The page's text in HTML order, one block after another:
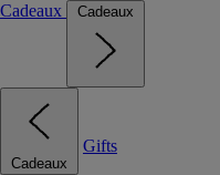
Cadeaux
Cadeaux
Cadeaux
Gifts